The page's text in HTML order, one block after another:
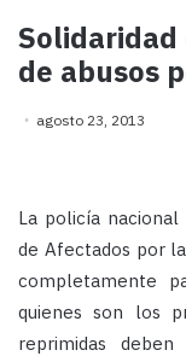
Solidaridad
de abusos
agosto 23, 2013
La policía
de Afectados por
completamente
quienes son los
reprimidas